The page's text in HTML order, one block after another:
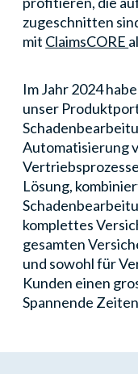
zugeschnitten
mit ClaimsCORE
Im Jahr 2024
unser
Automatisierung
Lösung,
komplettes
gesamten
und sowohl für
Kunden einen
Spannende